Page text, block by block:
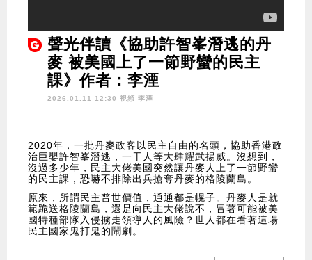
聲光伴讀《協助許智峯潛逃的丹
麥 被美國上了一節野蠻的民主
課》作者：李湮
2026.01.11 12:30 視頻 李湮
2020年，一批丹麥政客以民主自由的名頭，協助香港政
治巨嬰許智峯潛逃，一干人等大肆耀武揚威。沒想到，
沒過多少年，民主大佬美國突然讓丹麥人上了一節野蠻
的民主課，恐嚇不排除出兵搶奪丹麥的格陵蘭島。
原來，所謂民主普世價值，通通都是幌子。丹麥人是就
範跪送格陵蘭島，還是向民主大佬說不，冒著可能被美
國特種部隊入侵擄走領導人的風險？世人都在看著這場
民主國家鬼打鬼的鬧劇。